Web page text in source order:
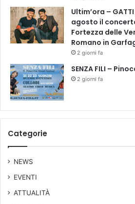
m
a
g
e
Ultim’ora –
agosto il
Fortezza delle
Romano in
2 giorni fa
SENZA FILI –
2 giorni fa
Categorie
NEWS
EVENTI
ATTUALITÀ